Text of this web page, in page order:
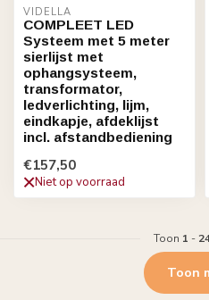
VIDELLA
COMPLEET LED
Systeem met 5 meter
sierlijst met
ophangsysteem,
transformator,
ledverlichting, lijm,
eindkapje, afdeklijst
incl. afstandbediening
€157,50
Niet op voorraad
Toon 1 -
Toon